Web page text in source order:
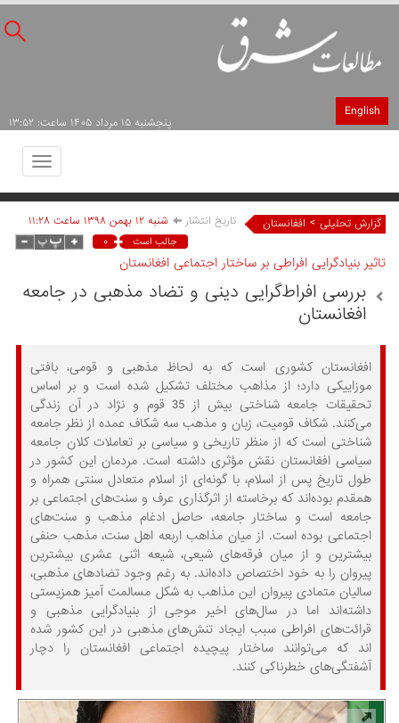
English
پنجشنبه ۱۵ مرداد ۱۴۰۵ ساعت: ۱۳:۵۲
Toggle
گزارش تحلیلی > افغانستان تاریخ انتشار شنبه ۱۲ بهمن ۱۳۹۸ ساعت ۱۱:۲۸
جالب است ۰
تاثیر بنیادگرایی افراطی بر ساختار اجتماعی افغانستان
بررسی افراط‌گرایی دینی و تضاد مذهبی در جامعه
افغانستان
افغانستان کشوری است که به لحاظ مذهبی و قومی، بافتی
موزاییکی دارد؛ از مذاهب مختلف تشکیل شده است و بر اساس
تحقیقات جامعه شناختی بیش از 35 قوم و نژاد در آن زندگی
می‌کنند. شکاف قومیت، زبان و مذهب سه شکاف عمده از نظر جامعه
شناختی است که از منظر تاریخی و سیاسی بر تعاملات کلان جامعه
سیاسی افغانستان نقش مؤثری داشته است. مردمان این کشور در
طول تاریخ پس از اسلام، با گونه‌ای از اسلام متعادل سنتی همراه و
همقدم بوده‌اند که برخاسته از اثرگذاری عرف و سنت‌های اجتماعی بر
جامعه است و ساختار جامعه، حاصل ادغام مذهب و سنت‌های
اجتماعی بوده است. از میان مذاهب اربعه اهل سنت، مذهب حنفی
بیشترین و از میان فرقه‌های شیعی، شیعه اثنی عشری بیشترین
پیروان را به خود اختصاص داده‌اند. به رغم وجود تضادهای مذهبی،
سالیان متمادی پیروان این مذاهب به شکل مسالمت آمیز همزیستی
داشته‌اند اما در سال‌های اخیر موجی از بنیادگرایی مذهبی و
قرائت‌های افراطی سبب ایجاد تنش‌های مذهبی در این کشور شده
اند که می‌توانند ساختار پیچیده اجتماعی افغانستان را دچار
آشفتگی‌های خطرناکی کنند.